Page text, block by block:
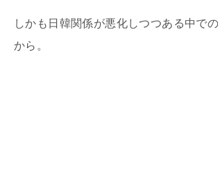
しかも日韓関係が悪化しつつある中で
から。